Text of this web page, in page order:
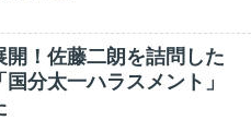
開！佐藤二朗を詰問した
分太一ハラスメント」